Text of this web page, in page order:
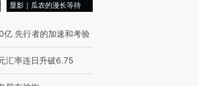
显影｜瓜农的漫长等待
亿 先行者的加速和考验
汇率连日升破6.75